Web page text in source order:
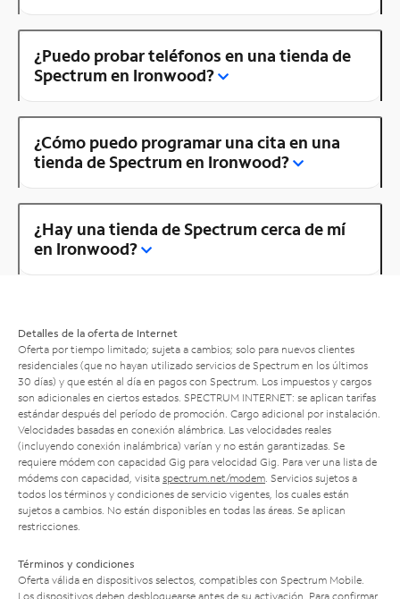
¿Puedo probar teléfonos en una tienda de
Spectrum en Ironwood?
¿Cómo puedo programar una cita en una
tienda de Spectrum en Ironwood?
¿Hay una tienda de Spectrum cerca de mí
en Ironwood?
Detalles de la oferta de Internet
Oferta por tiempo limitado; sujeta a cambios; solo para nuevos clientes
residenciales (que no hayan utilizado servicios de Spectrum en los últimos
30 días) y que estén al día en pagos con Spectrum. Los impuestos y cargos
son adicionales en ciertos estados. SPECTRUM INTERNET: se aplican tarifas
estándar después del período de promoción. Cargo adicional por instalación.
Velocidades basadas en conexión alámbrica. Las velocidades reales
(incluyendo conexión inalámbrica) varían y no están garantizadas. Se
requiere módem con capacidad Gig para velocidad Gig. Para ver una lista de
módems con capacidad, visita spectrum.net/modem . Servicios sujetos a
todos los términos y condiciones de servicio vigentes, los cuales están
sujetos a cambios. No están disponibles en todas las áreas. Se aplican
restricciones.
Términos y condiciones
Oferta válida en dispositivos selectos, compatibles con Spectrum Mobile.
Los dispositivos deben desbloquearse antes de su activación. Para confirmar